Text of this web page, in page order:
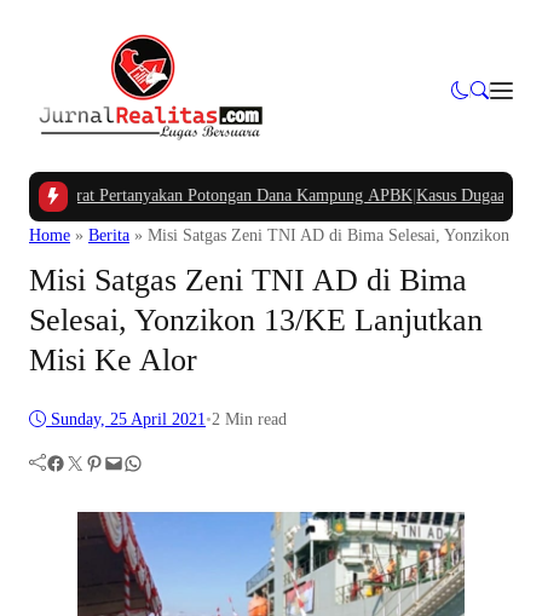
Barat Pertanyakan Potongan Dana Kampung APBK|Kasus Dugaan
Home » Berita » Misi Satgas Zeni TNI AD di Bima Selesai, Yonzikon
Misi Satgas Zeni TNI AD di Bima
Selesai, Yonzikon 13/KE Lanjutkan
Misi Ke Alor
Sunday, 25 April 2021•2 Min read
Facebook Twitter Pinterest Mail WhatsApp